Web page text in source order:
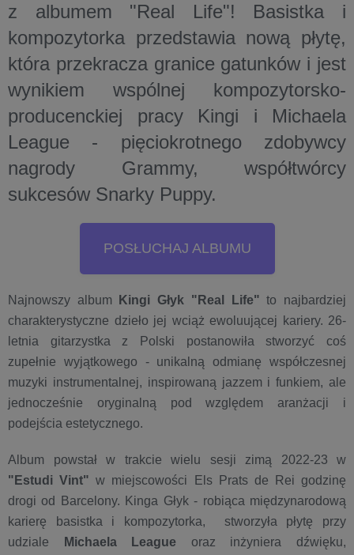
z albumem "Real Life"! Basistka i
kompozytorka przedstawia nową płytę,
która przekracza granice gatunków i jest
wynikiem wspólnej kompozytorsko-
producenckiej pracy Kingi i Michaela
League - pięciokrotnego zdobywcy
nagrody Grammy, współtwórcy
sukcesów Snarky Puppy.
POSŁUCHAJ ALBUMU
Najnowszy album Kingi Głyk "Real Life" to najbardziej
charakterystyczne dzieło jej wciąż ewoluującej kariery. 26-
letnia gitarzystka z Polski postanowiła stworzyć coś
zupełnie wyjątkowego - unikalną odmianę współczesnej
muzyki instrumentalnej, inspirowaną jazzem i funkiem, ale
jednocześnie oryginalną pod względem aranżacji i
podejścia estetycznego.
Album powstał w trakcie wielu sesji zimą 2022-23 w
"Estudi Vint" w miejscowości Els Prats de Rei godzinę
drogi od Barcelony. Kinga Głyk - robiąca międzynarodową
karierę basistka i kompozytorka, stworzyła płytę przy
udziale
Michaela League oraz inżyniera dźwięku,